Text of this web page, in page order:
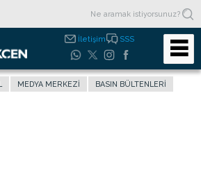
İletişim SSS
MEDYA MERKEZI
BASIN BÜLTENLERI